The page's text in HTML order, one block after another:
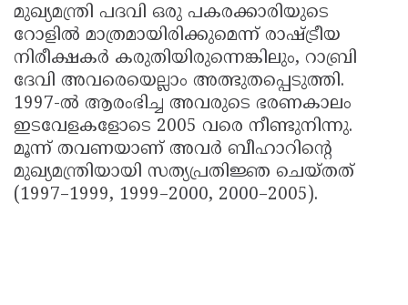
മുഖ്യമന്ത്രി പദവി ഒരു പകരക്കാരിയുടെ
റോളിൽ മാത്രമായിരിക്കുമെന്ന് രാഷ്ട്രീയ
നിരീക്ഷകർ കരുതിയിരുന്നെങ്കിലും, റാബ്രി
ദേവി അവരെയെല്ലാം അത്ഭുതപ്പെടുത്തി.
1997-ൽ ആരംഭിച്ച അവരുടെ ഭരണകാലം
ഇടവേളകളോടെ 2005 വരെ നീണ്ടുനിന്നു.
മൂന്ന് തവണയാണ് അവർ ബീഹാറിന്റെ
മുഖ്യമന്ത്രിയായി സത്യപ്രതിജ്ഞ ചെയ്തത്
(1997–1999, 1999–2000, 2000–2005).